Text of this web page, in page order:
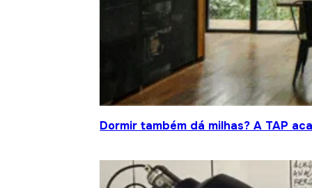
Dormir também dá milhas? A TAP